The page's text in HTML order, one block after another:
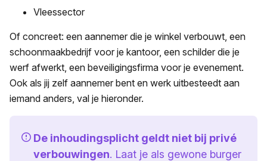
Vleessector
Of concreet: een aannemer die je winkel verbouwt, een
schoonmaakbedrijf voor je kantoor, een schilder die je
werf afwerkt, een beveiligingsfirma voor je evenement.
Ook als jij zelf aannemer bent en werk uitbesteedt aan
iemand anders, val je hieronder.
De inhoudingsplicht geldt niet bij privé
verbouwingen. Laat je als gewone burger